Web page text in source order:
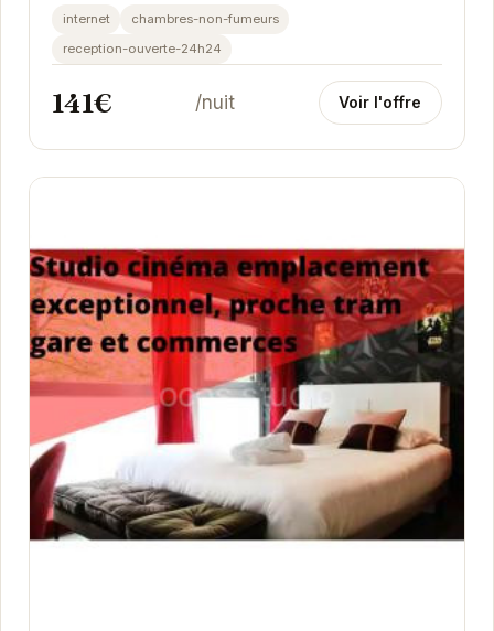
chambres confortables, un espace bureau...
internet
chambres-non-fumeurs
reception-ouverte-24h24
141€ /nuit Voir l'offre